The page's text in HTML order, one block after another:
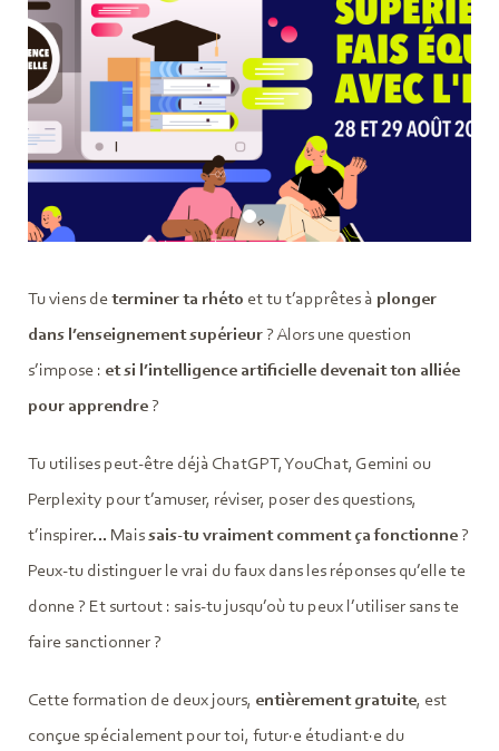
Tu viens determiner ta rhéto et tu t’apprêtes à plonger
dans l’enseignement supérieur ? Alors une question
s’impose : et si l’intelligence artificielle devenait ton alliée
pour apprendre ?
Tu utilises peut-être déjà ChatGPT, YouChat, Gemini ou
Perplexity pour t’amuser, réviser, poser des questions,
t’inspirer… Maissais-tu vraiment comment ça fonctionne ?
Peux-tu distinguer le vrai du faux dans les réponses qu’elle te
donne ? Et surtout : sais-tu jusqu’où tu peux l’utiliser sans te
faire sanctionner ?
Cette formation de deux jours, entièrement gratuite, est
conçue spécialement pour toi, futur·e étudiant·e du